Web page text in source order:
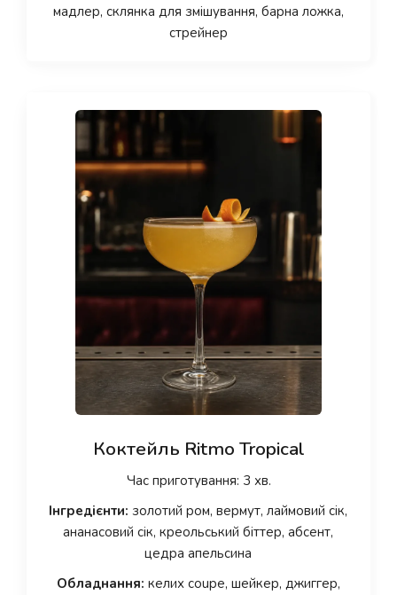
мадлер, склянка для змішування, барна ложка,
стрейнер
Коктейль Ritmo Tropical
Час приготування: 3 хв.
Інгредієнти: золотий ром, вермут, лаймовий сік,
ананасовий сік, креольський біттер, абсент,
цедра апельсина
Обладнання: келих coupe, шейкер, джиггер,